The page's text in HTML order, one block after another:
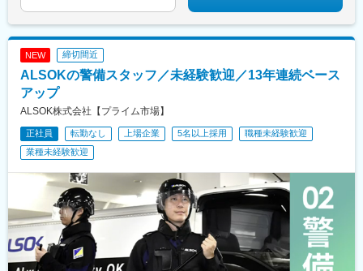
駅、扇町駅(大阪府)、肥後橋駅、吉塚駅、香椎宮前駅、西黒崎駅、
電鉄富山駅、福井駅(福井県)、西川緑道公園駅
NEW 締切間近
ALSOKの警備スタッフ／未経験歓迎／13年連続ベース
アップ
ALSOK株式会社【プライム市場】
正社員 転勤なし 上場企業 5名以上採用
職種未経験歓迎
業種未経験歓迎